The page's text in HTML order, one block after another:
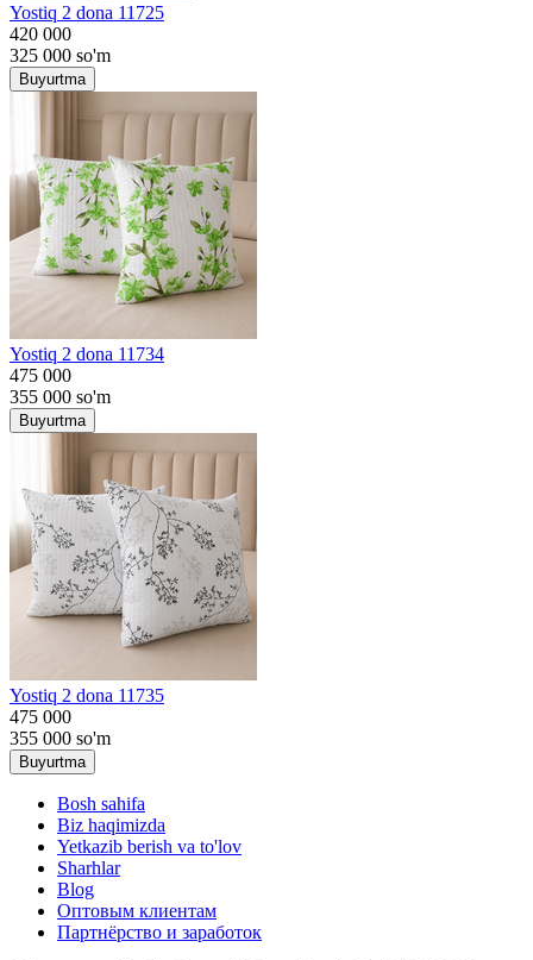
Yostiq 2 dona 11725
420 000
325 000 so'm
Buyurtma
Yostiq 2 dona 11734
475 000
355 000 so'm
Buyurtma
Yostiq 2 dona 11735
475 000
355 000 so'm
Buyurtma
Bosh sahifa
Biz haqimizda
Yetkazib berish va to'lov
Sharhlar
Blog
Оптовым клиентам
Партнёрство и заработок